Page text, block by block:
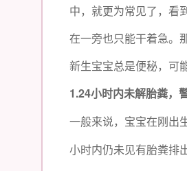
中，就更为常见了，看
在一旁也只能干着急。
新生宝宝总是便秘，可
1.24小时内未解胎粪，
一般来说，宝宝在刚出
小时内仍未见有胎粪排